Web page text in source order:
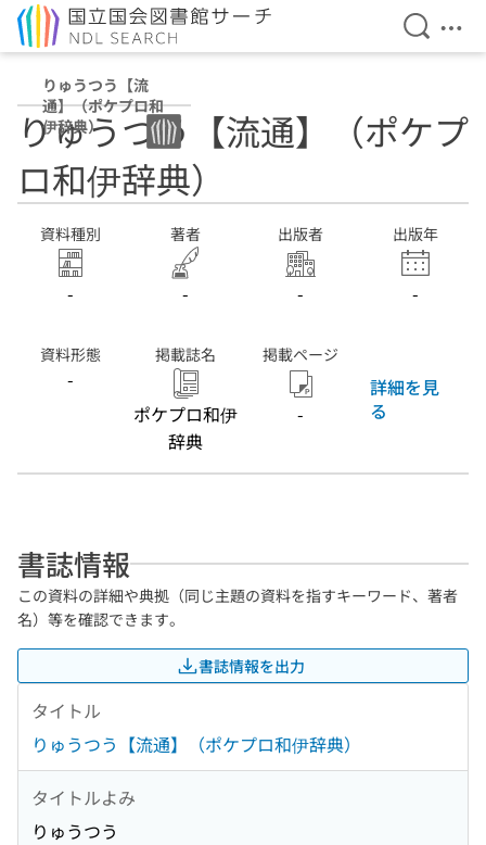
検索を
メ
りゅうつう【流
通】（ポケプロ和
伊辞典）
りゅうつう【流通】（ポケプ
ロ和伊辞典）
資料種別
-
著者
-
出版者
-
出版年
-
資料形態
-
掲載誌名
ポケプロ和伊
辞典
掲載ページ
-
詳細を見
る
書誌情報
この資料の詳細や典拠（同じ主題の資料を指すキーワード、著者
名）等を確認できます。
書誌情報を出力
タイトル
りゅうつう【流通】（ポケプロ和伊辞典）
タイトルよみ
りゅうつう